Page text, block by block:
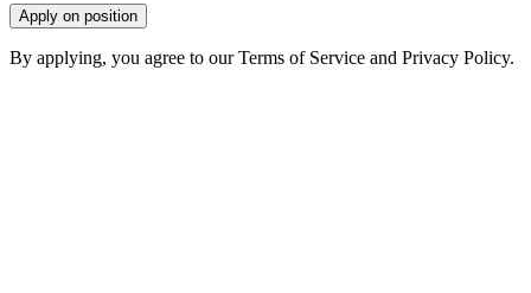
Apply on position
By applying, you agree to our Terms of Service and Privacy Policy.